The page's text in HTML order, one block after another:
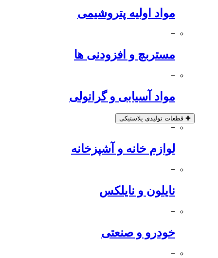
مواد اولیه پتروشیمی
−
مستربچ و افزودنی ها
−
مواد آسیابی و گرانولی
✚ قطعات تولیدی پلاستیکی
−
لوازم خانه و آشپزخانه
−
نایلون و نایلکس
−
خودرو و صنعتی
−